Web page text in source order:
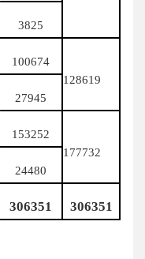
3825
100674
128619
27945
153252
177732
24480
306351 306351